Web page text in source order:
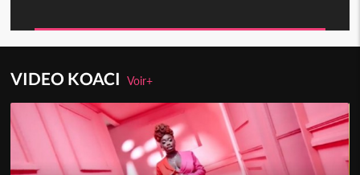
VIDEO KOACIVoir+